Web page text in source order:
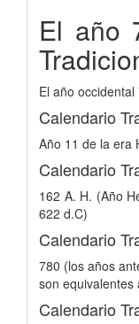
El año
El año
Calendario
Año 11 de la era
Calendario
162 A. H. (Año
622 d.C)
Calendario
780 (los años
son equivalentes
Calendario